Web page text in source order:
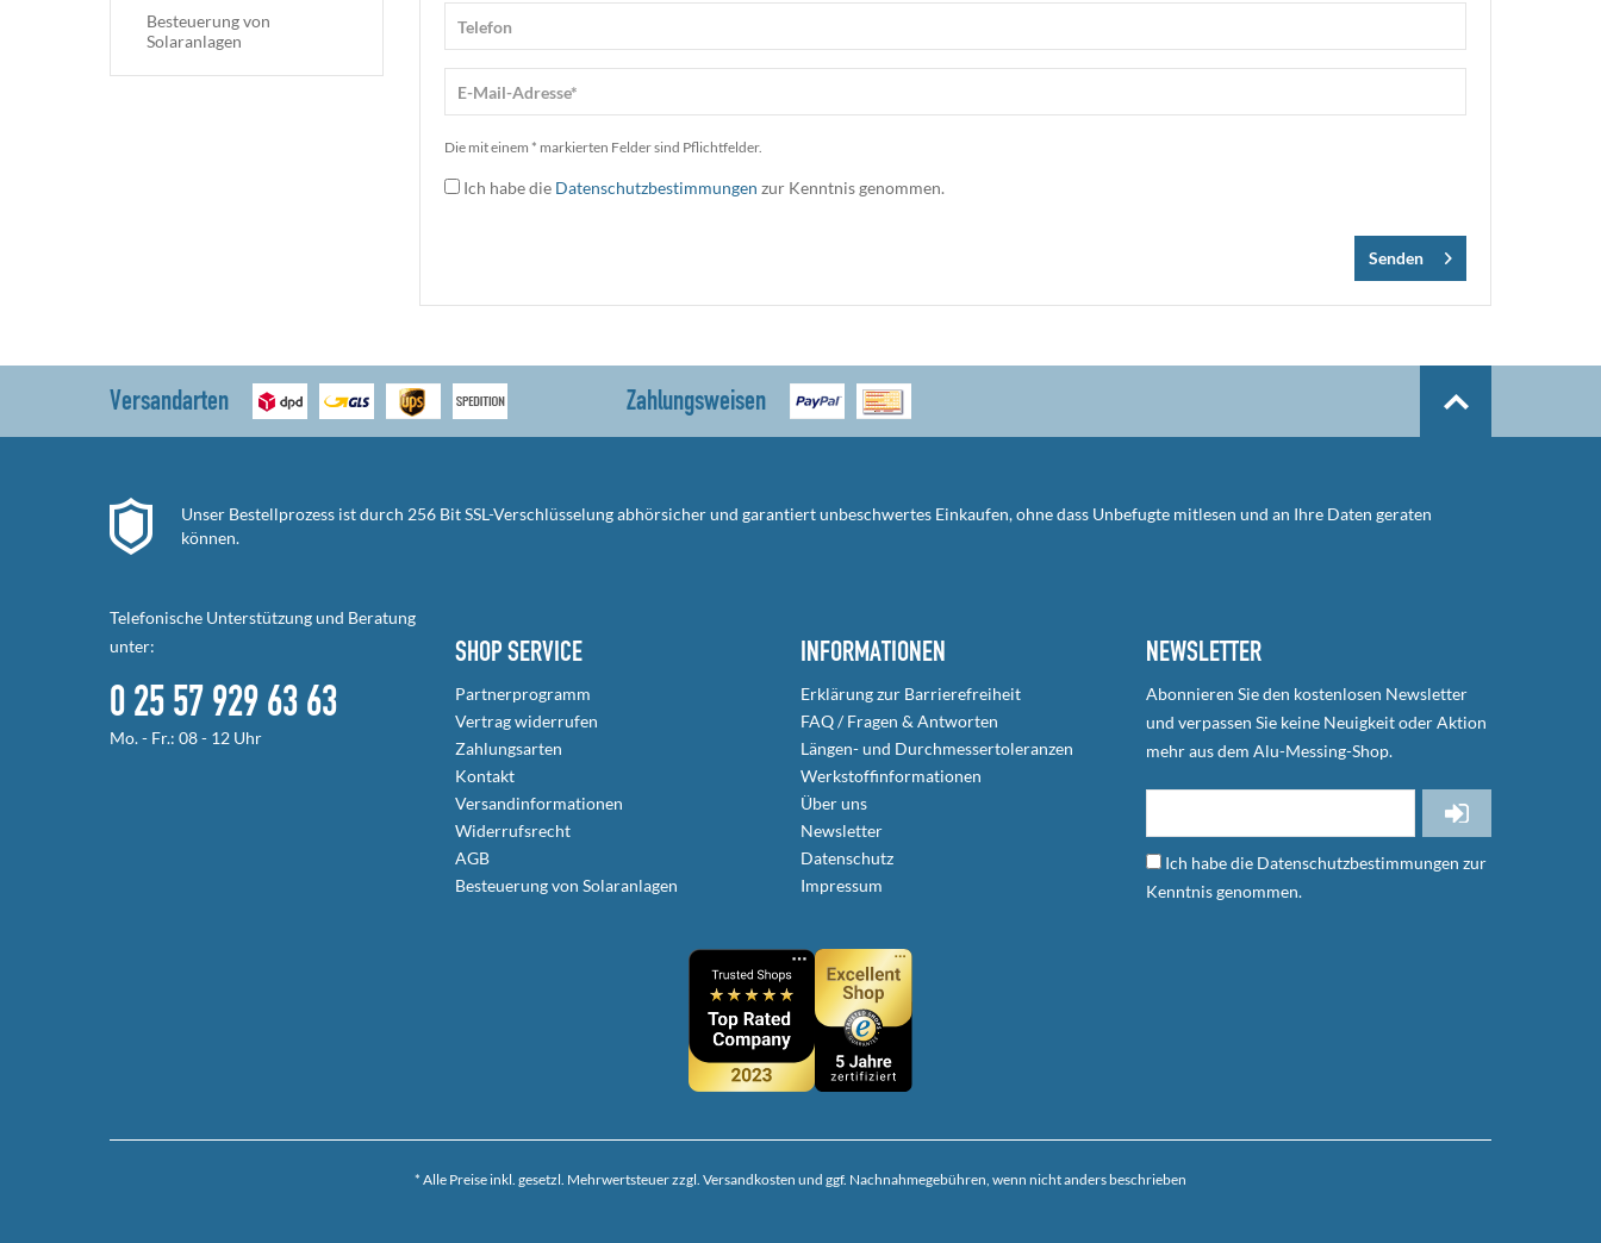
Besteuerung von
Solaranlagen
Die mit einem * markierten Felder sind Pflichtfelder.
Ich habe die Datenschutzbestimmungen zur Kenntnis genommen.
Senden
Versandarten Zahlungsweisen
Unser Bestellprozess ist durch 256 Bit SSL-Verschlüsselung abhörsicher und garantiert unbeschwertes Einkaufen, ohne dass Unbefugte mitlesen und an Ihre Daten geraten
können.
Telefonische Unterstützung und Beratung
unter:
0 25 57 929 63 63
Mo. - Fr.: 08 - 12 Uhr
SHOP SERVICE
Partnerprogramm
Vertrag widerrufen
Zahlungsarten
Kontakt
Versandinformationen
Widerrufsrecht
AGB
Besteuerung von Solaranlagen
INFORMATIONEN
Erklärung zur Barrierefreiheit
FAQ / Fragen & Antworten
Längen- und Durchmessertoleranzen
Werkstoffinformationen
Über uns
Newsletter
Datenschutz
Impressum
NEWSLETTER
Abonnieren Sie den kostenlosen Newsletter
und verpassen Sie keine Neuigkeit oder Aktion
mehr aus dem Alu-Messing-Shop.
Ich habe die Datenschutzbestimmungen zur
Kenntnis genommen.
* Alle Preise inkl. gesetzl. Mehrwertsteuer zzgl. Versandkosten und ggf. Nachnahmegebühren, wenn nicht anders beschrieben